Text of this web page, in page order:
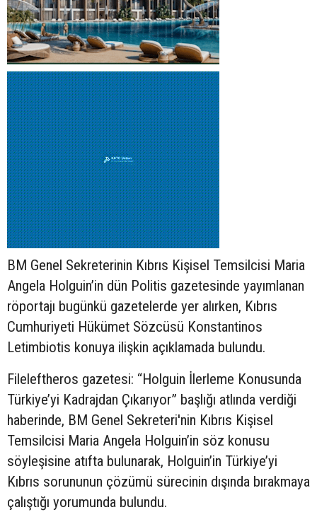
BM Genel Sekreterinin Kıbrıs Kişisel Temsilcisi Maria
Angela Holguin’in dün Politis gazetesinde yayımlanan
röportajı bugünkü gazetelerde yer alırken, Kıbrıs
Cumhuriyeti Hükümet Sözcüsü Konstantinos
Letimbiotis konuya ilişkin açıklamada bulundu.
Fileleftheros gazetesi: “Holguin İlerleme Konusunda
Türkiye’yi Kadrajdan Çıkarıyor” başlığı atlında verdiği
haberinde, BM Genel Sekreteri'nin Kıbrıs Kişisel
Temsilcisi Maria Angela Holguin’in söz konusu
söyleşisine atıfta bulunarak, Holguin’in Türkiye’yi
Kıbrıs sorununun çözümü sürecinin dışında bırakmaya
çalıştığı yorumunda bulundu.